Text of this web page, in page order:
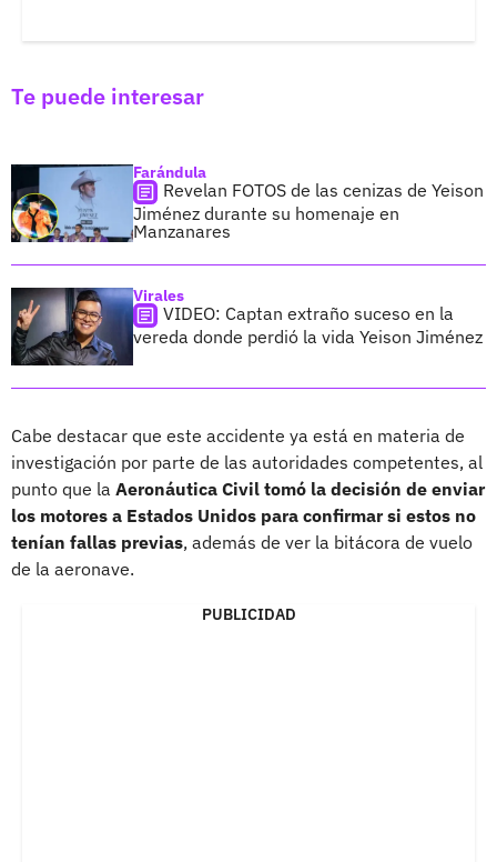
Te puede interesar
Farándula
Revelan FOTOS de las cenizas de Yeison
Jiménez durante su homenaje en
Manzanares
Virales
VIDEO: Captan extraño suceso en la
vereda donde perdió la vida Yeison Jiménez
Cabe destacar que este accidente ya está en materia de
investigación por parte de las autoridades competentes, al
punto que la Aeronáutica Civil tomó la decisión de enviar
los motores a Estados Unidos para confirmar si estos no
tenían fallas previas, además de ver la bitácora de vuelo
de la aeronave.
PUBLICIDAD